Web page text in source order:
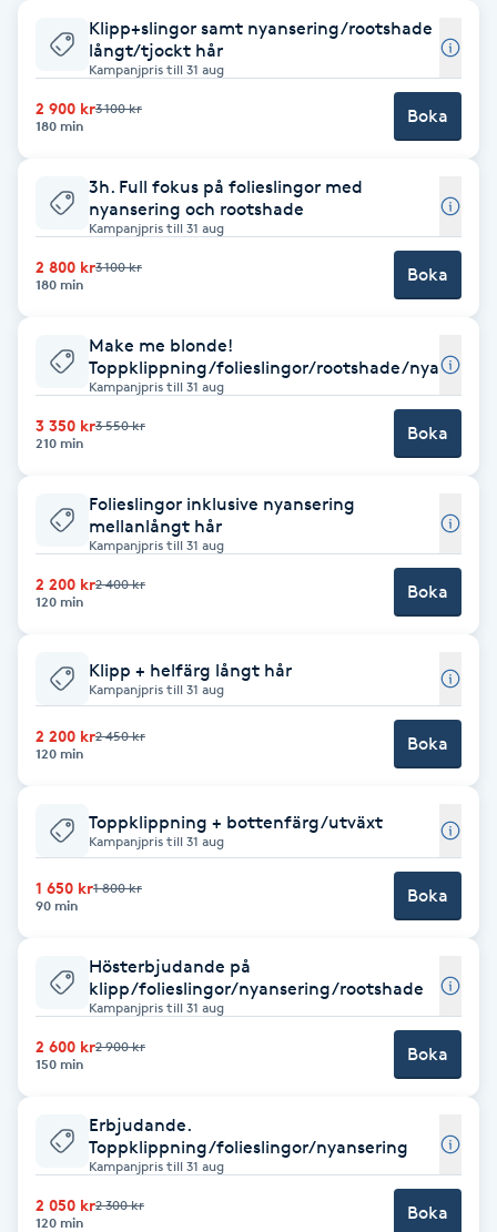
Babylights
Balayage
Bambumassage
Barnklippning
Bottenfärg
Brynformning
Brynfärgning
Brynplockning
Color correction
Cryoterapi
Damklippning
Dermapen
Diamantslipning
Klipp+slingor samt nyansering/rootshade
långt/tjockt hår
Kampanjpris till 31 aug
2 900 kr3 100 kr
180 min
Boka
3h. Full fokus på folieslingor med
nyansering och rootshade
Kampanjpris till 31 aug
2 800 kr3 100 kr
180 min
Boka
Make me blonde!
Toppklippning/folieslingor/rootshade/
Kampanjpris till 31 aug
3 350 kr3 550 kr
210 min
Boka
Folieslingor inklusive nyansering
mellanlångt hår
Kampanjpris till 31 aug
2 200 kr2 400 kr
120 min
Boka
Klipp + helfärg långt hår
Kampanjpris till 31 aug
2 200 kr2 450 kr
120 min
Boka
Toppklippning + bottenfärg/utväxt
Kampanjpris till 31 aug
1 650 kr1 800 kr
90 min
Boka
Hösterbjudande på
klipp/folieslingor/nyansering/rootshade
Kampanjpris till 31 aug
2 600 kr2 900 kr
150 min
Boka
Erbjudande.
Toppklippning/folieslingor/nyansering
Kampanjpris till 31 aug
2 050 kr2 300 kr
120 min
Boka